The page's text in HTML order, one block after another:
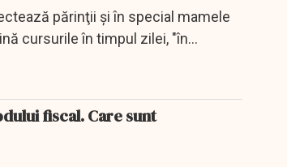
părinţii şi în special mamele
cursurile în timpul zilei, "în...
fiscal. Care sunt